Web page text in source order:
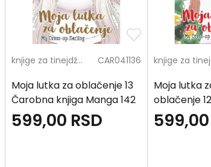
knjige za tinejdžere CAR041136
Moja lutka za oblačenje 13
Čarobna knjiga Manga 142
599,00 RSD
Moja lutka
oblačenje 12
Čarobna
knjiga
599,00